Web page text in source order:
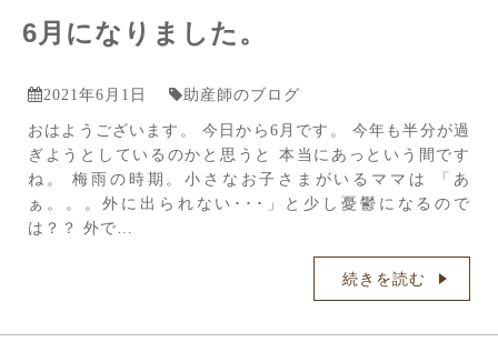
6月になりました。
2021年6月1日 助産師のブログ
おはようございます。 今日から6月です。 今年も半分が過
ぎようとしているのかと思うと 本当にあっという間です
ね。 梅雨の時期。小さなお子さまがいるママは 「あ
ぁ。。。外に出られない･･･」と少し憂鬱になるので
は？？ 外で…
続きを読む